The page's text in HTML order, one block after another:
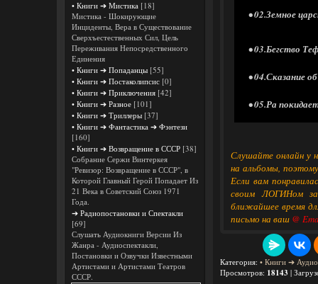
• Книги ➔ Мистика [18]
Мистика - Шокирующие
Инциденты, Вера в Существование
Сверхъестественных Сил, Цель
Переживания Непосредственного
Единения
• Книги ➔ Попаданцы [55]
• Книги ➔ Постаколипсис [0]
• Книги ➔ Приключения [42]
• Книги ➔ Разное [101]
• Книги ➔ Триллеры [37]
• Книги ➔ Фантастика ➔ Фэнтези
[160]
• Книги ➔ Возвращение в СССР [38]
Собрание Сержи Винтеркея
"Ревизор: Возвращение в СССР", в
Которой Главный Герой Попадает Из
21 Века в Советский Союз 1971
Года.
➔ Радиопостановки и Спектакли
[69]
Слушать Аудиокниги Версии Из
Жанра - Аудиоспектакли,
Постановки и Озвучки Известными
Артистами и Артистами Театров
СССР.
• 02.Земное
• 03.Бегство
• 04.Сказание
• 05.Ра
• 07.Исида и
• 08.Земное
•
• 10.Исида во
• 11.Первая в
Слушайте онлайн у
на альбомы,
Если вам
своим ЛОГИНом
ближайшее время
письмо на ваш @
Категория: • Книги ➔
Просмотров: 18143 |